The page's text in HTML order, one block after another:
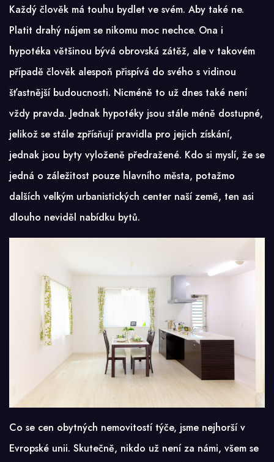
Každý člověk má touhu bydlet ve svém. Aby také ne.
Platit drahý nájem se nikomu moc nechce. Ona i
hypotéka většinou bývá obrovská zátěž, ale v takovém
případě člověk alespoň přispívá do svého s vidinou
šťastnější budoucnosti. Nicméně to už dnes také není
vždy pravda. Jednak hypotéky jsou stále méně dostupné,
jelikož se stále zpřísňují pravidla pro jejich získání,
jednak jsou byty vyloženě předražené. Kdo si myslí, že se
jedná o záležitost pouze hlavního města, potažmo
dalších velkým urbanistických center naší země, ten asi
dlouho neviděl nabídku bytů.
Co se cen obytných nemovitostí týče, jsme nejhorší v
Evropské unii. Skutečně, nikdo už není za námi, všem se